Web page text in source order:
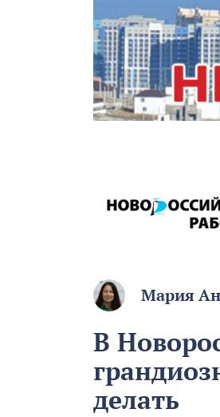
Мария
В
делать